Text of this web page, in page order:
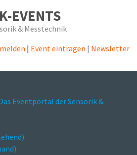
EVENTS
& Messtechnik
| Event eintragen | Newsletter